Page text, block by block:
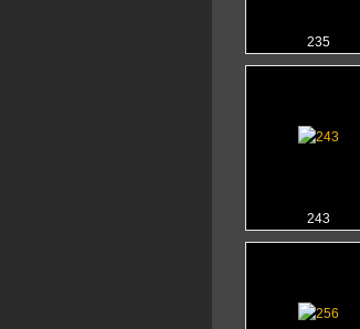
235
243